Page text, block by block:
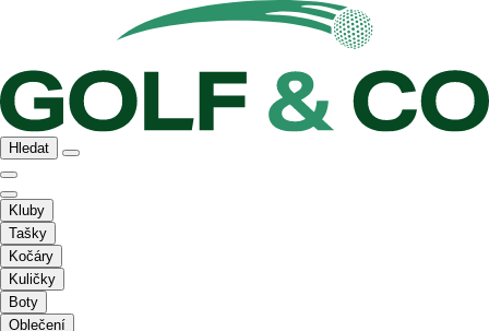
Hledat
Kluby
Tašky
Kočáry
Kuličky
Boty
Oblečení